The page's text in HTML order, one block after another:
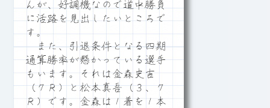
んが、好調機なので道中勝負
に活路を見出したいところで
す。
また、引退条件となる四期
通算勝率が懸かっている選手
もいます。それは金森史吉
（７Ｒ）と松本真吾（３、７
Ｒ）です。金森は１着を１本